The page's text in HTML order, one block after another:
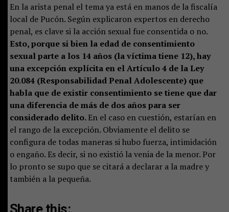
En la arista penal el tema ya está en manos de la fiscalía
local de Pucón. Según explicaron expertos en derecho
penal, es clave si la acción sexual fue consentida o no.
Esto, porque si bien la edad de consentimiento
sexual parte a los 14 años (la víctima tiene 12), hay
una excepción explícita en el Artículo 4 de la Ley
20.084 (Responsabilidad Penal Adolescente) que
habla que de existir consentimiento se tiene que dar
una diferencia de más de dos años para ser
considerado delito.En el caso en cuestión, estarían en
el rango de la excepción. Obviamente el delito se
configura de todas maneras si hubo fuerza, intimidación
o engaño. Es decir, si no existió la venia de la menor. Por
lo pronto se supo que se citará a declarar a la madre y
también a la pequeña.
Share this: